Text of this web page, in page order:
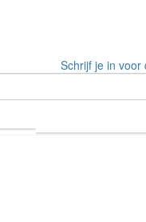
Schrijf je in voor